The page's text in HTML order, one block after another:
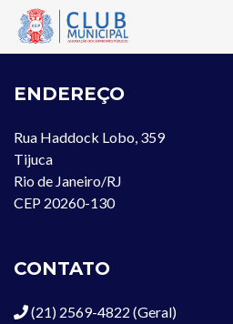
ENDEREÇO
Rua Haddock Lobo, 359
Tijuca
Rio de Janeiro/RJ
CEP 20260-130
CONTATO
(21) 2569-4822 (Geral)